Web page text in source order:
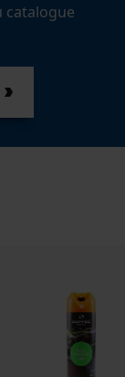
catalogue
de